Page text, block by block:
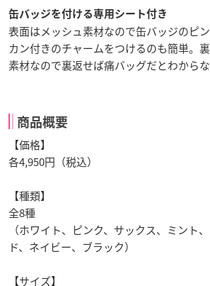
缶バッジを付ける専用シート付き
表面はメッシュ素材なので缶バッジのピ
カン付きのチャームをつけるのも簡単。
素材なので裏返せば痛バッグだとわからな
商品概要
【価格】
各4,950円（税込）
【種類】
全8種
（ホワイト、ピンク、サックス、ミント
ド、ネイビー、ブラック）
【サイズ】